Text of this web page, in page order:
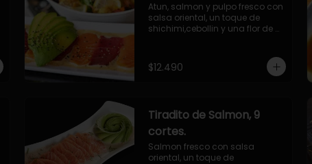
Atun, salmon y pulpo fresco con
salsa oriental, un toque de
shichimi,cebollin y una flor de
$12.490
Tiradito de Salmon, 9
cortes.
Salmon fresco con salsa
oriental, un toque de